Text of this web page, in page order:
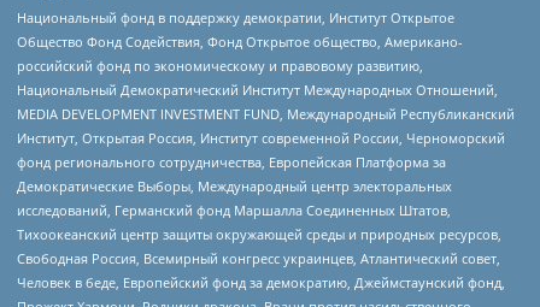
Национальный фонд в поддержку демократии, Институт Открытое
Общество Фонд Содействия, Фонд Открытое общество, Американо-
российский фонд по экономическому и правовому развитию,
Национальный Демократический Институт Международных Отношений,
MEDIA DEVELOPMENT INVESTMENT FUND, Международный Республиканский
Институт, Открытая Россия, Институт современной России, Черноморский
фонд регионального сотрудничества, Европейская Платформа за
Демократические Выборы, Международный центр электоральных
исследований, Германский фонд Маршалла Соединенных Штатов,
Тихоокеанский центр защиты окружающей среды и природных ресурсов,
Свободная Россия, Всемирный конгресс украинцев, Атлантический совет,
Человек в беде, Европейский фонд за демократию, Джеймстаунский фонд,